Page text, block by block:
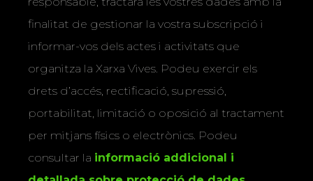
finalitat de gestionar la vostra subscripció i
informar-vos dels actes i activitats que
organitza la Xarxa Vives. Podeu exercir els
drets d’accés, rectificació, supressió,
portabilitat, limitació o oposició al tractament
per mitjans físics o electrònics. Podeu
consultar la informació addicional i